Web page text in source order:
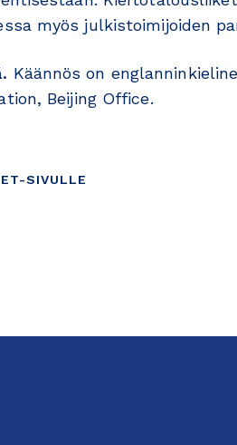
myös julkistoimijoiden
Käännös on
Beijing Office.
SIVULLE